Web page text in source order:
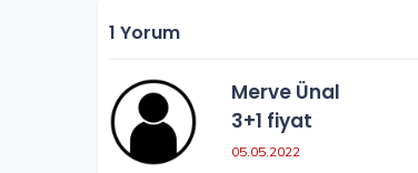
1 Yorum
Merve Ünal
3+1 fiyat
05.05.2022